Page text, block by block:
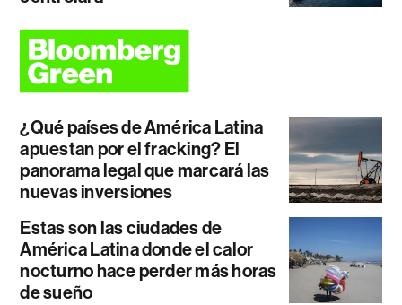
¿Qué países de América Latina
apuestan por el fracking? El
panorama legal que marcará las
nuevas inversiones
Estas son las ciudades de
América Latina donde el calor
nocturno hace perder más horas
de sueño